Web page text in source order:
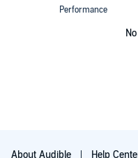
About Audible Help